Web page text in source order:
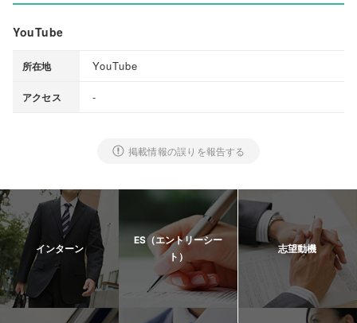
YouTube
所在地 YouTube
アクセス -
掲載情報の誤りを報告する
インターン
ES（エントリーシー
ト）
志望動機